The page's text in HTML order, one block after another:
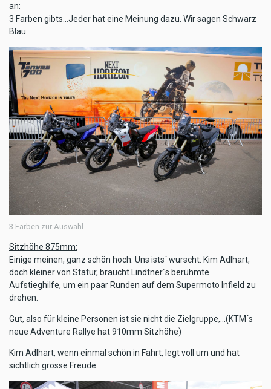
an:
3 Farben gibts...Jeder hat eine Meinung dazu. Wir sagen Schwarz
Blau.
3 Farben zur Auswahl
Sitzhöhe 875mm:
Einige meinen, ganz schön hoch. Uns ists´ wurscht. Kim Adlhart,
doch kleiner von Statur, braucht Lindtner´s berühmte
Aufstieghilfe, um ein paar Runden auf dem Supermoto Infield zu
drehen.
Gut, also für kleine Personen ist sie nicht die Zielgruppe,...(KTM´s
neue Adventure Rallye hat 910mm Sitzhöhe)
Kim Adlhart, wenn einmal schön in Fahrt, legt voll um und hat
sichtlich grosse Freude.